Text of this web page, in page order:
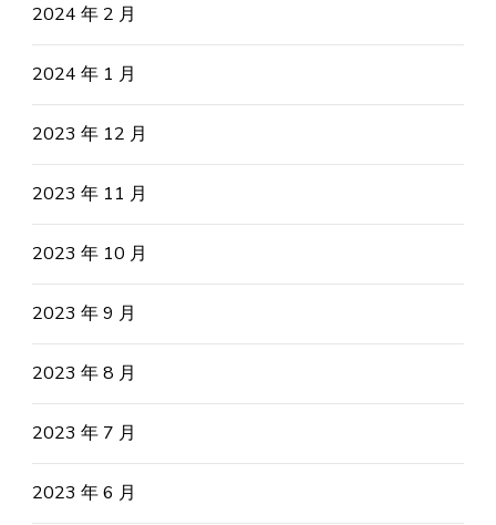
2024 年 2 月
2024 年 1 月
2023 年 12 月
2023 年 11 月
2023 年 10 月
2023 年 9 月
2023 年 8 月
2023 年 7 月
2023 年 6 月